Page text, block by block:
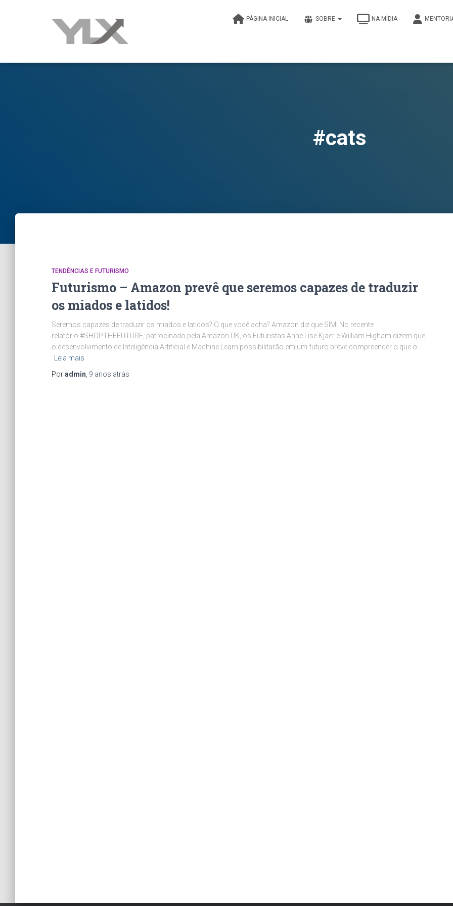
PÁGINA INICIAL SOBRE NA MÍDIA
#cats
TENDÊNCIAS E FUTURISMO
Futurismo – Amazon prevê que seremos capazes de traduzir
os miados e latidos!
Seremos capazes de traduzir os miados e latidos? O que você acha? Amazon diz que SIM! No recente
relatório #SHOPTHEFUTURE, patrocinado pela Amazon UK, os Futuristas Anne Lise Kjaer e William Higham dizem que
o desenvolvimento de Inteligência Artificial e Machine Learn possibilitarão em um futuro breve compreender o que o
Leia mais
Poradmin 9 anos atrás